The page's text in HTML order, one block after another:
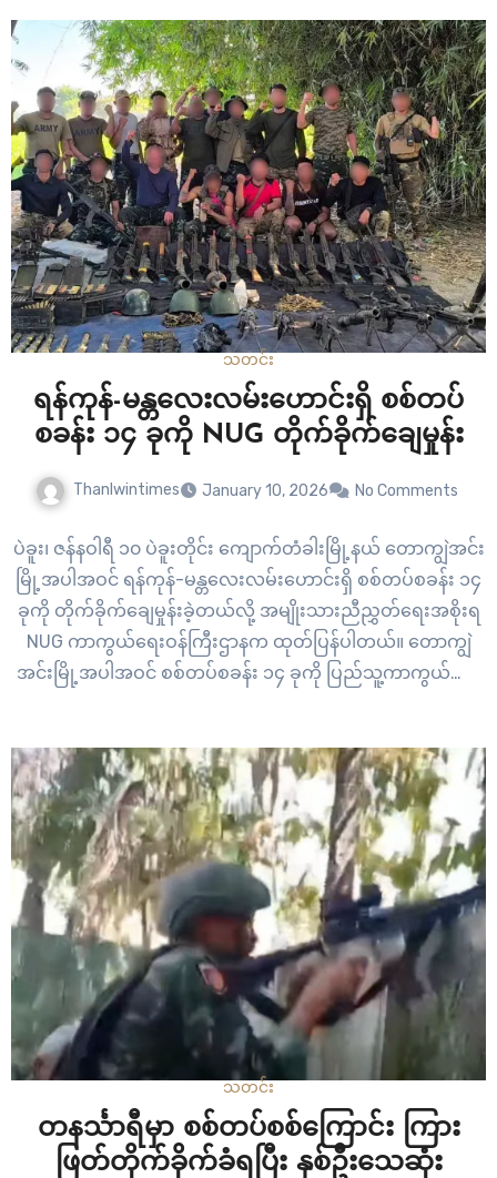
သတင်း
ရန်ကုန်-မန္တလေးလမ်းဟောင်းရှိ စစ်တပ်
စခန်း ၁၄ ခုကို NUG တိုက်ခိုက်ချေမှုန်း
Thanlwintimes January 10, 2026 No Comments
ပဲခူး၊ ဇန်နဝါရီ ၁၀ ပဲခူးတိုင်း ကျောက်တံခါးမြို့နယ် တောကျွဲအင်း
မြို့အပါအဝင် ရန်ကုန်-မန္တလေးလမ်းဟောင်းရှိ စစ်တပ်စခန်း ၁၄
ခုကို တိုက်ခိုက်ချေမှုန်းခဲ့တယ်လို့ အမျိုးသားညီညွှတ်ရေးအစိုးရ
NUG ကာကွယ်ရေးဝန်ကြီးဌာနက ထုတ်ပြန်ပါတယ်။ တောကျွဲ
အင်းမြို့အပါအဝင် စစ်တပ်စခန်း ၁၄ ခုကို ပြည်သူ့ကာကွယ်ရေး
တောကျွဲအင်းမြို့ကို စိုးမိုးထိန်းချုပ်နိုင်ပြီးနောက်…
သတင်း
တနင်္သာရီမှာ စစ်တပ်စစ်ကြောင်း ကြား
ဖြတ်တိုက်ခိုက်ခံရပြီး နှစ်ဦးသေဆုံး